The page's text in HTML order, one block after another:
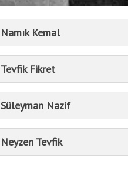
Namık Kemal
Tevfik Fikret
Süleyman Nazif
Neyzen Tevfik